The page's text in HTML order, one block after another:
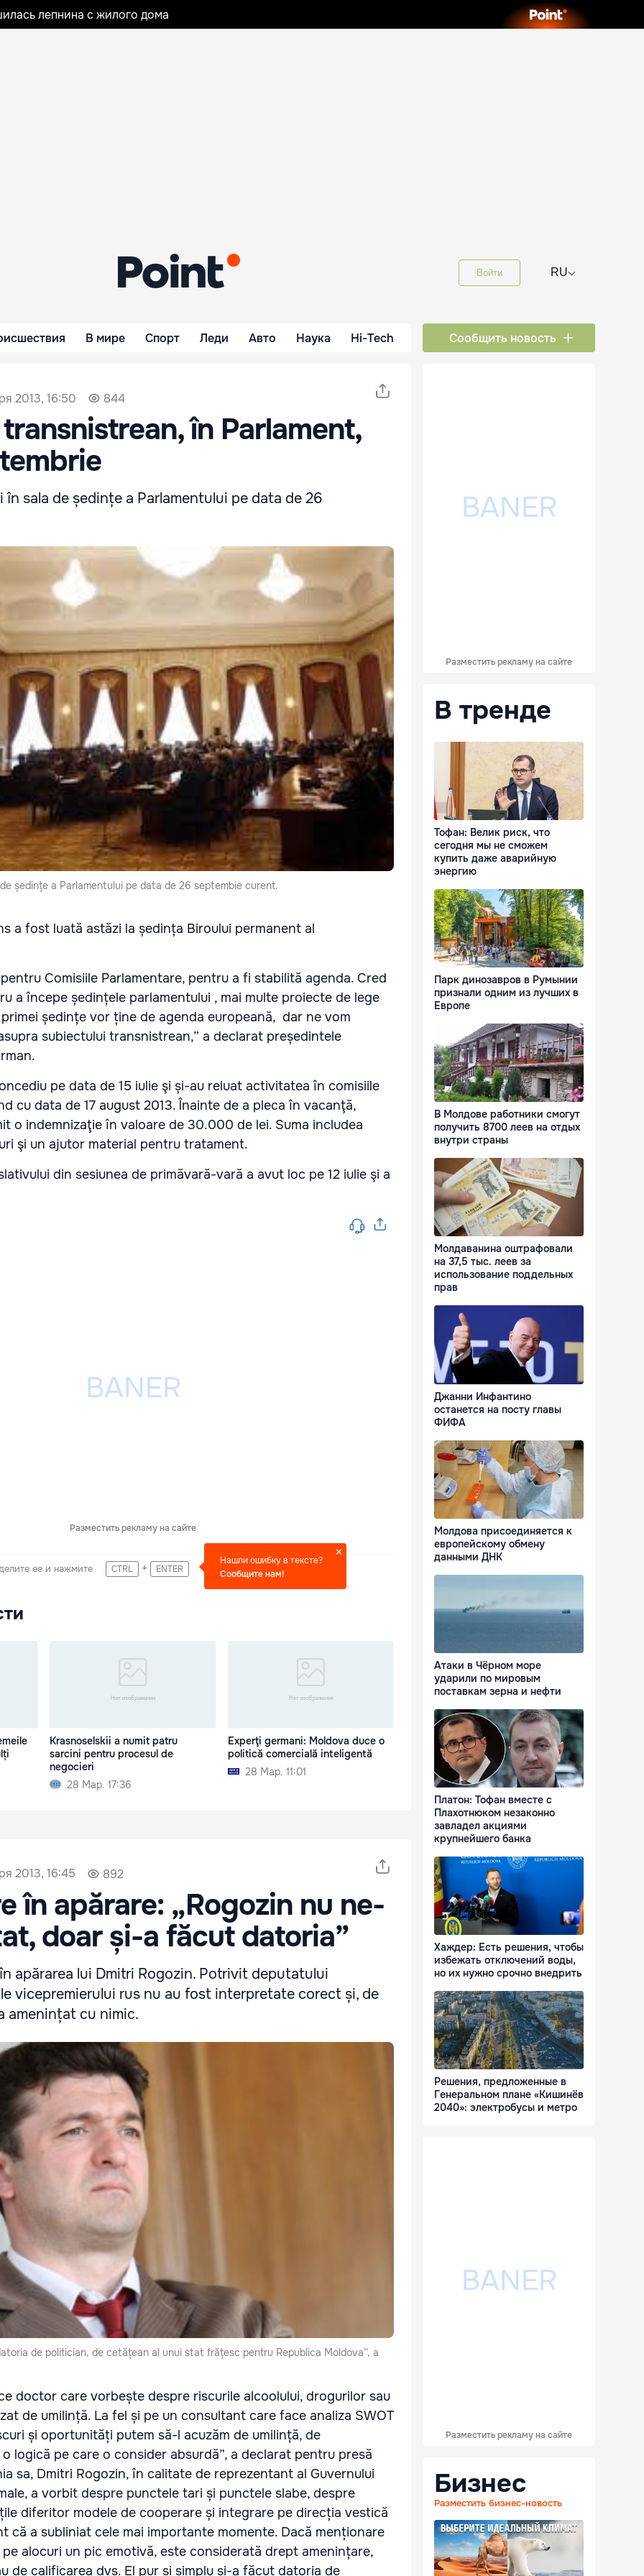
лепнина с жилого дома
Войти RU⌵
В мире Спорт Леди Авто Наука Hi-Tech Сообщить новость
2013, 16:50 844
în Parlament,
sala de ședințe a Parlamentului pe data de 26
ședințe a Parlamentului pe data de 26 septembie curent.
a fost luată astăzi la ședința Biroului permanent al
Comisiile Parlamentare, pentru a fi stabilită agenda. Cred
a începe ședințele parlamentului , mai multe proiecte de lege
ședințe vor ține de agenda europeană, dar ne vom
subiectului transnistrean,” a declarat președintele
pe data de 15 iulie şi și-au reluat activitatea în comisiile
cu data de 17 august 2013. Înainte de a pleca în vacanţă,
o indemnizaţie în valoare de 30.000 de lei. Suma includea
şi un ajutor material pentru tratament.
din sesiunea de primăvară-vară a avut loc pe 12 iulie şi a
Разместить рекламу на сайте
ее и нажмите CTRL + ENTER
Нашли ошибку в тексте?
Сообщите нам!
Krasnoselskii a numit patru
sarcini pentru procesul de
negocieri
28 Мар. 17:36
Experţi germani: Moldova duce o
politică comercială inteligentă
28 Мар. 11:01
2013, 16:45 892
în apărare: „Rogozin nu ne-
doar și-a făcut datoria”
apărarea lui Dmitri Rogozin. Potrivit deputatului
vicepremierului rus nu au fost interpretate corect și, de
amenințat cu nimic.
de politician, de cetățean al unui stat frățesc pentru Republica Moldova”, a
doctor care vorbește despre riscurile alcoolului, drogurilor sau
de umilință. La fel și pe un consultant care face analiza SWOT
și oportunități putem să-l acuzăm de umilință, de
logică pe care o consider absurdă”, a declarat pentru presă
sa, Dmitri Rogozin, în calitate de reprezentant al Guvernului
a vorbit despre punctele tari și punctele slabe, despre
diferitor modele de cooperare și integrare pe direcția vestică
că a subliniat cele mai importante momente. Dacă menționare
alocuri un pic emotivă, este considerată drept amenințare,
de calificarea dvs. El pur și simplu și-a făcut datoria de
Разместить рекламу на сайте
В тренде
Тофан: Велик риск, что
сегодня мы не сможем
купить даже аварийную
энергию
Парк динозавров в Румынии
признали одним из лучших в
Европе
В Молдове работники смогут
получить 8700 леев на отдых
внутри страны
Молдаванина оштрафовали
на 37,5 тыс. леев за
использование поддельных
прав
Джанни Инфантино
останется на посту главы
ФИФА
Молдова присоединяется к
европейскому обмену
данными ДНК
Атаки в Чёрном море
ударили по мировым
поставкам зерна и нефти
Платон: Тофан вместе с
Плахотнюком незаконно
завладел акциями
крупнейшего банка
Хаждер: Есть решения, чтобы
избежать отключений воды,
но их нужно срочно внедрить
Решения, предложенные в
Генеральном плане «Кишинёв
2040»: электробусы и метро
Разместить рекламу на сайте
Бизнес
Разместить бизнес-новость